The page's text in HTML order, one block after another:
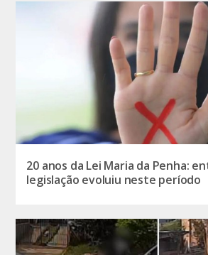
20 anos da Lei Maria da Penha:
legislação evoluiu neste período